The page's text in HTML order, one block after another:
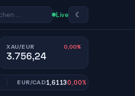
Live ☾
XAU/EUR 0,00%
3.756,24
EUR/CAD1,61130,00%